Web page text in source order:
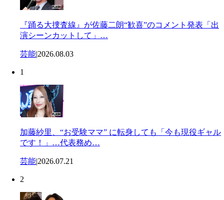
『踊る大捜査線』が佐藤二朗“歓喜”のコメント発表「出
演シーンカットして」…
芸能|2026.08.03
1
加藤紗里、“お受験ママ” に転身しても「今も現役ギャル
です！」…代表務め…
芸能|2026.07.21
2